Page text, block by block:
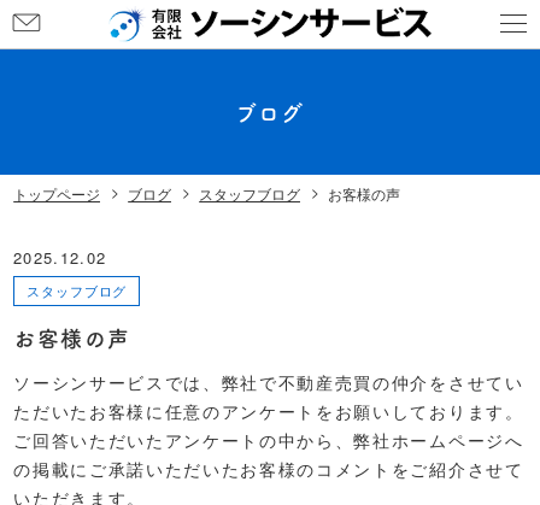
ブログ
トップページ ブログ スタッフブログ お客様の声
2025.12.02
スタッフブログ
お客様の声
ソーシンサービスでは、弊社で不動産売買の仲介をさせてい
ただいたお客様に任意のアンケートをお願いしております。
ご回答いただいたアンケートの中から、弊社ホームページへ
の掲載にご承諾いただいたお客様のコメントをご紹介させて
いただきます。